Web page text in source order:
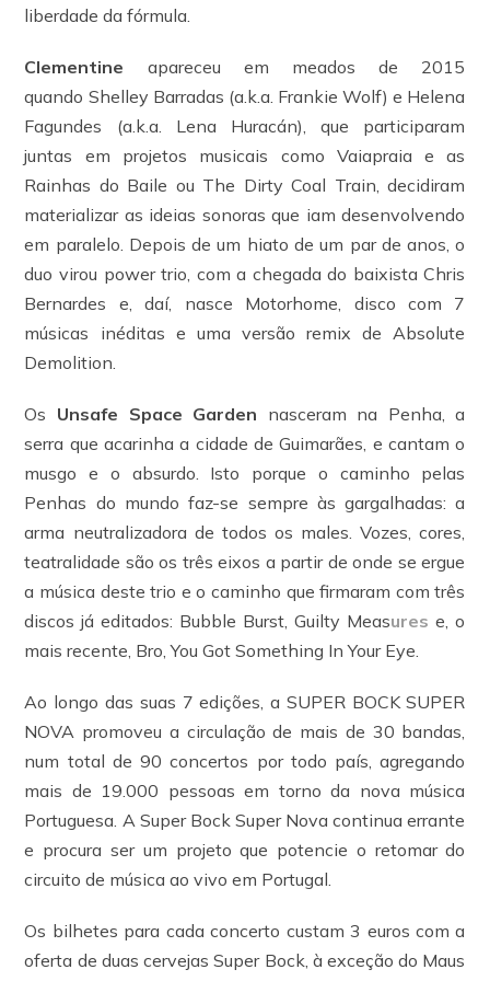
liberdade da fórmula.
Clementine apareceu em meados de 2015
quando Shelley Barradas (a.k.a. Frankie Wolf) e Helena
Fagundes (a.k.a. Lena Huracán), que participaram
juntas em projetos musicais como Vaiapraia e as
Rainhas do Baile ou The Dirty Coal Train, decidiram
materializar as ideias sonoras que iam desenvolvendo
em paralelo. Depois de um hiato de um par de anos, o
duo virou power trio, com a chegada do baixista Chris
Bernardes e, daí, nasce Motorhome, disco com 7
músicas inéditas e uma versão remix de Absolute
Demolition.
Os Unsafe Space Garden nasceram na Penha, a
serra que acarinha a cidade de Guimarães, e cantam o
musgo e o absurdo. Isto porque o caminho pelas
Penhas do mundo faz-se sempre às gargalhadas: a
arma neutralizadora de todos os males. Vozes, cores,
teatralidade são os três eixos a partir de onde se ergue
a música deste trio e o caminho que firmaram com três
discos já editados: Bubble Burst, Guilty Measures e, o
mais recente, Bro, You Got Something In Your Eye.
Ao longo das suas 7 edições, a SUPER BOCK SUPER
NOVA promoveu a circulação de mais de 30 bandas,
num total de 90 concertos por todo país, agregando
mais de 19.000 pessoas em torno da nova música
Portuguesa. A Super Bock Super Nova continua errante
e procura ser um projeto que potencie o retomar do
circuito de música ao vivo em Portugal.
Os bilhetes para cada concerto custam 3 euros com a
oferta de duas cervejas Super Bock, à exceção do Maus